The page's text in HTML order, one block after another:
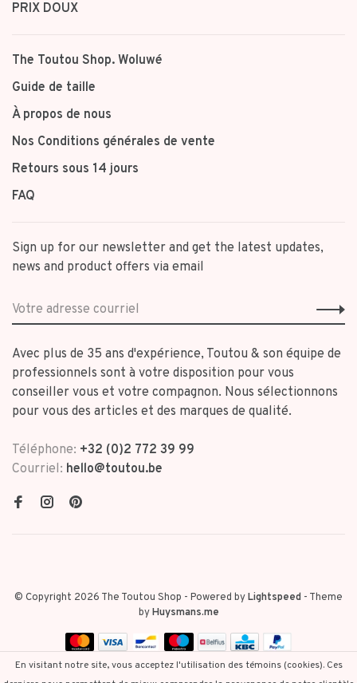
PRIX DOUX
The Toutou Shop. Woluwé
Guide de taille
À propos de nous
Nos Conditions générales de vente
Retours sous 14 jours
FAQ
Sign up for our newsletter and get the latest updates,
news and product offers via email
Avec plus de 35 ans d'expérience, Toutou & son équipe de
professionnels sont à votre disposition pour vous
conseiller vous et votre compagnon. Nous sélectionnons
pour vous des articles et des marques de qualité.
Téléphone: +32 (0)2 772 39 99
Courriel: hello@toutou.be
© Copyright 2026 The Toutou Shop - Powered byLightspeed - Theme
byHuysmans.me
En visitant notre site, vous acceptez l'utilisation des témoins (cookies). Ces